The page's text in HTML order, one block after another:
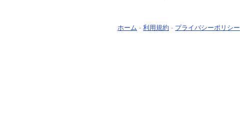
ホーム - 利用規約 - プライバシーポリシー